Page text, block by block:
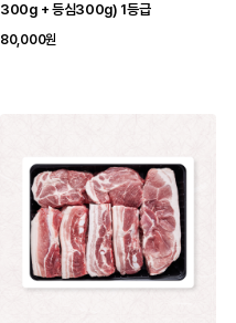
300g + 등심300g) 1등급
80,000원